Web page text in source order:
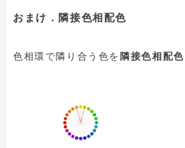
おまけ．隣接色相配色
色相環で隣り合う色を 隣接色相配色